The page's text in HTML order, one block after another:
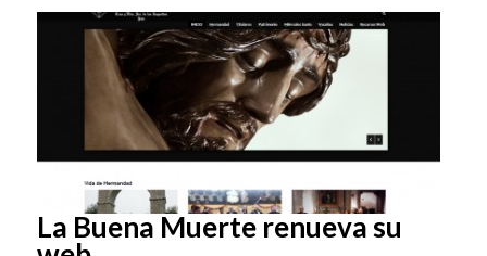
La Buena Muerte renueva su